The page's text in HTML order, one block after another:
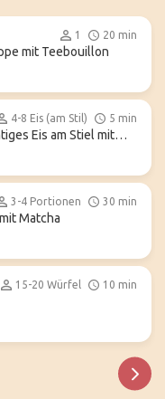
1 20 min
mit Teebouillon
4-8 Eis (am Stil) 5 min
Eis am Stiel mit
3-4 Portionen 30 min
Matcha
15-20 Würfel 10 min